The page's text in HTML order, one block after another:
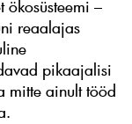
ökosüsteemi –
reaalajas
pikaajalisi
mitte ainult tööd